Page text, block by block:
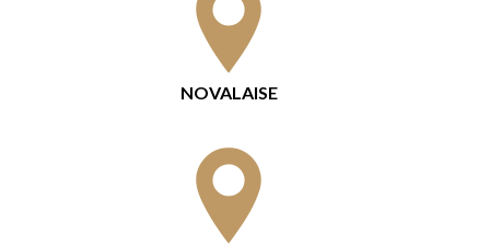
NOVALAISE